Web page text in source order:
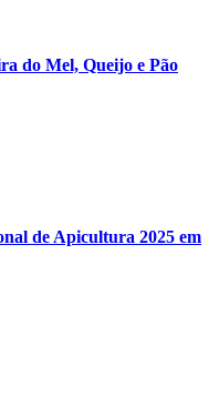
do Mel, Queijo e Pão
de Apicultura 2025 em